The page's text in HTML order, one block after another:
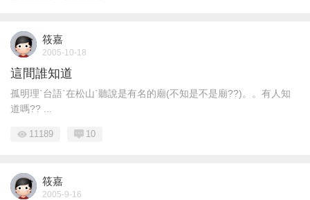
筱嘉
2005-10-18
這間誰知道
孤明理`台語`在松山`聽說是有名的廟(不知是不是廟??)。。有人知
道嗎?? ...
11189 10
筱嘉
2005-9-16